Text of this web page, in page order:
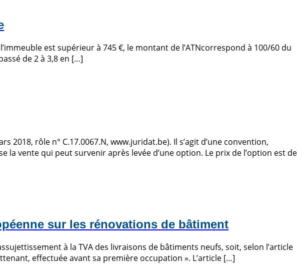
est supérieur à 745 €, le montant de l’ATNcorrespond à 100/60 du
de 2 à 3,8 en […]
rôle n° C.17.0067.N, www.juridat.be). Il s’agit d’une convention,
vente qui peut survenir après levée d’une option. Le prix de l’option est de
sur les rénovations de bâtiment
à la TVA des livraisons de bâtiments neufs, soit, selon l’article
effectuée avant sa première occupation ». L’article […]